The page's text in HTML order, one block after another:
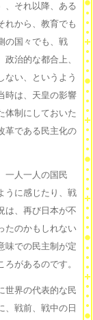
、それ以降、ある
れから、教育でも
の国々でも、戦
治的な都合上、
ない、というよう
時は、天皇の影響
体制にしておいた
革である民主化の
一人一人の国民
うに感じたり、戦
は、再び日本が不
たのかもしれない
味での民主制が定
があるのです。
世界の代表的な民
、戦前、戦中の日